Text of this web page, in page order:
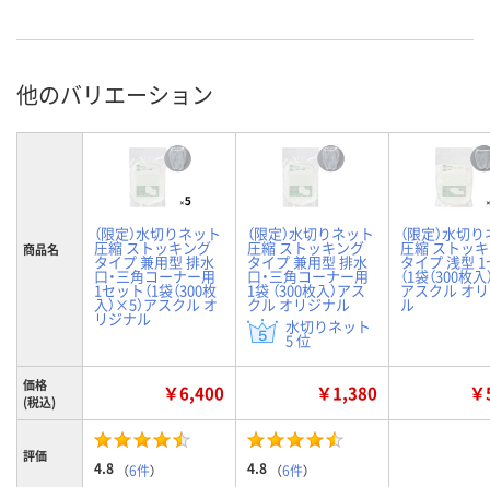
他のバリエーション
商品名
（限定）水切りネット
圧縮 ストッキング
タイプ 兼用型 排水
口・三角コーナー用
1セット（1袋（300枚
入）×5）アスクル オ
リジナル
（限定）水切りネット
圧縮 ストッキング
タイプ 兼用型 排水
口・三角コーナー用
1袋 （300枚入）アス
クル オリジナル
水切りネット
5 位
（限定）水切
圧縮 ストッ
タイプ 浅型
（1袋（300枚入
アスクル オ
ル
価格
(税込)
￥6,400 ￥1,380
評価
4.8 （6件） 4.8 （6件）